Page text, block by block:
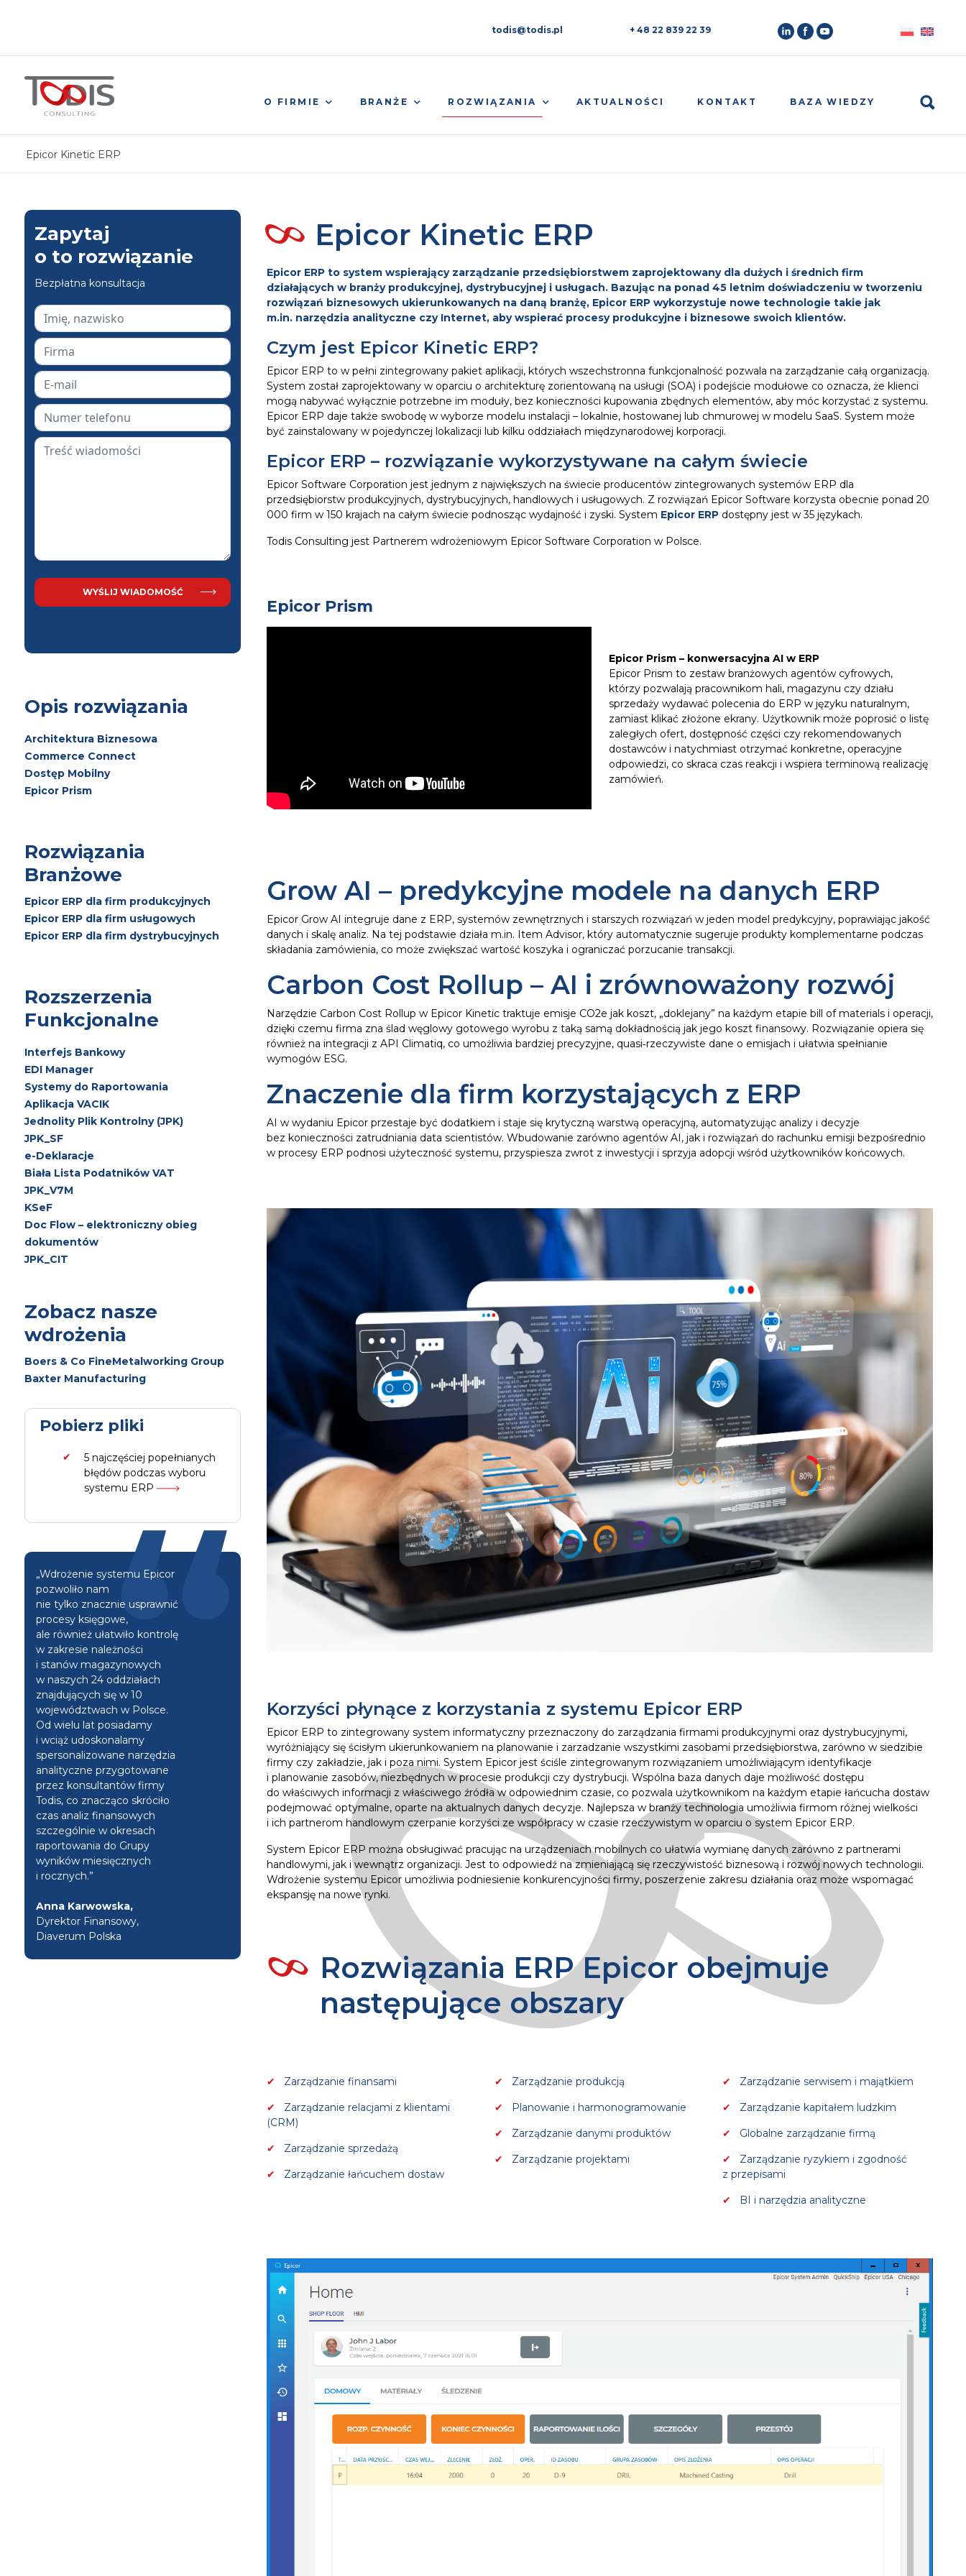
todis@todis.pl + 48 22 839 22 39
O FIRMIE BRANŻE ROZWIĄZANIA AKTUALNOŚCI KONTAKT BAZA WIEDZY Search
Epicor Kinetic ERP
Zapytaj
o to rozwiązanie
Bezpłatna konsultacja
Opis rozwiązania
Architektura Biznesowa
Commerce Connect
Dostęp Mobilny
Epicor Prism
Rozwiązania
Branżowe
Epicor ERP dla firm produkcyjnych
Epicor ERP dla firm usługowych
Epicor ERP dla firm dystrybucyjnych
Rozszerzenia
Funkcjonalne
Interfejs Bankowy
EDI Manager
Systemy do Raportowania
Aplikacja VACIK
Jednolity Plik Kontrolny (JPK)
JPK_SF
e-Deklaracje
Biała Lista Podatników VAT
JPK_V7M
KSeF
Doc Flow – elektroniczny obieg
dokumentów
JPK_CIT
Zobacz nasze
wdrożenia
Boers & Co FineMetalworking Group
Baxter Manufacturing
Pobierz pliki
5 najczęściej popełnianych
błędów podczas wyboru
systemu ERP
„Wdrożenie systemu Epicor
pozwoliło nam
nie tylko znacznie usprawnić
procesy księgowe,
ale również ułatwiło kontrolę
w zakresie należności
i stanów magazynowych
w naszych 24 oddziałach
znajdujących się w 10
województwach w Polsce.
Od wielu lat posiadamy
i wciąż udoskonalamy
spersonalizowane narzędzia
analityczne przygotowane
przez konsultantów firmy
Todis, co znacząco skróciło
czas analiz finansowych
szczególnie w okresach
raportowania do Grupy
wyników miesięcznych
i rocznych.”
Anna Karwowska,
Dyrektor Finansowy,
Diaverum Polska
Epicor Kinetic ERP
Epicor ERP to system wspierający zarządzanie przedsiębiorstwem zaprojektowany dla dużych i średnich firm
działających w branży produkcyjnej, dystrybucyjnej i usługach. Bazując na ponad 45 letnim doświadczeniu w tworzeniu
rozwiązań biznesowych ukierunkowanych na daną branżę, Epicor ERP wykorzystuje nowe technologie takie jak
m.in. narzędzia analityczne czy Internet, aby wspierać procesy produkcyjne i biznesowe swoich klientów.
Czym jest Epicor Kinetic ERP?
Epicor ERP to w pełni zintegrowany pakiet aplikacji, których wszechstronna funkcjonalność pozwala na zarządzanie całą organizacją.
System został zaprojektowany w oparciu o architekturę zorientowaną na usługi (SOA) i podejście modułowe co oznacza, że klienci
mogą nabywać wyłącznie potrzebne im moduły, bez konieczności kupowania zbędnych elementów, aby móc korzystać z systemu.
Epicor ERP daje także swobodę w wyborze modelu instalacji – lokalnie, hostowanej lub chmurowej w modelu SaaS. System może
być zainstalowany w pojedynczej lokalizacji lub kilku oddziałach międzynarodowej korporacji.
Epicor ERP – rozwiązanie wykorzystywane na całym świecie
Epicor Software Corporation jest jednym z największych na świecie producentów zintegrowanych systemów ERP dla
przedsiębiorstw produkcyjnych, dystrybucyjnych, handlowych i usługowych. Z rozwiązań Epicor Software korzysta obecnie ponad 20
000 firm w 150 krajach na całym świecie podnosząc wydajność i zyski. System Epicor ERP dostępny jest w 35 językach.
Todis Consulting jest Partnerem wdrożeniowym Epicor Software Corporation w Polsce.
Epicor Prism
Epicor Prism – konwersacyjna AI w ERP
Epicor Prism to zestaw branżowych agentów cyfrowych,
którzy pozwalają pracownikom hali, magazynu czy działu
sprzedaży wydawać polecenia do ERP w języku naturalnym,
zamiast klikać złożone ekrany. Użytkownik może poprosić o listę
zaległych ofert, dostępność części czy rekomendowanych
dostawców i natychmiast otrzymać konkretne, operacyjne
odpowiedzi, co skraca czas reakcji i wspiera terminową realizację
zamówień.
Grow AI – predykcyjne modele na danych ERP
Epicor Grow AI integruje dane z ERP, systemów zewnętrznych i starszych rozwiązań w jeden model predykcyjny, poprawiając jakość
danych i skalę analiz. Na tej podstawie działa m.in. Item Advisor, który automatycznie sugeruje produkty komplementarne podczas
składania zamówienia, co może zwiększać wartość koszyka i ograniczać porzucanie transakcji.​
Carbon Cost Rollup – AI i zrównoważony rozwój
Narzędzie Carbon Cost Rollup w Epicor Kinetic traktuje emisje CO2e jak koszt, „doklejany” na każdym etapie bill of materials i operacji,
dzięki czemu firma zna ślad węglowy gotowego wyrobu z taką samą dokładnością jak jego koszt finansowy. Rozwiązanie opiera się
również na integracji z API Climatiq, co umożliwia bardziej precyzyjne, quasi‑rzeczywiste dane o emisjach i ułatwia spełnianie
wymogów ESG.​
Znaczenie dla firm korzystających z ERP
AI w wydaniu Epicor przestaje być dodatkiem i staje się krytyczną warstwą operacyjną, automatyzując analizy i decyzje
bez konieczności zatrudniania data scientistów. Wbudowanie zarówno agentów AI, jak i rozwiązań do rachunku emisji bezpośrednio
w procesy ERP podnosi użyteczność systemu, przyspiesza zwrot z inwestycji i sprzyja adopcji wśród użytkowników końcowych.
Korzyści płynące z korzystania z systemu Epicor ERP
Epicor ERP to zintegrowany system informatyczny przeznaczony do zarządzania firmami produkcyjnymi oraz dystrybucyjnymi,
wyróżniający się ścisłym ukierunkowaniem na planowanie i zarzadzanie wszystkimi zasobami przedsiębiorstwa, zarówno w siedzibie
firmy czy zakładzie, jak i poza nimi. System Epicor jest ściśle zintegrowanym rozwiązaniem umożliwiającym identyfikacje
i planowanie zasobów, niezbędnych w procesie produkcji czy dystrybucji. Wspólna baza danych daje możliwość dostępu
do właściwych informacji z właściwego źródła w odpowiednim czasie, co pozwala użytkownikom na każdym etapie łańcucha dostaw
podejmować optymalne, oparte na aktualnych danych decyzje. Najlepsza w branży technologia umożliwia firmom różnej wielkości
i ich partnerom handlowym czerpanie korzyści ze współpracy w czasie rzeczywistym w oparciu o system Epicor ERP.
System Epicor ERP można obsługiwać pracując na urządzeniach mobilnych co ułatwia wymianę danych zarówno z partnerami
handlowymi, jak i wewnątrz organizacji. Jest to odpowiedź na zmieniającą się rzeczywistość biznesową i rozwój nowych technologii.
Wdrożenie systemu Epicor umożliwia podniesienie konkurencyjności firmy, poszerzenie zakresu działania oraz może wspomagać
ekspansję na nowe rynki.
Rozwiązania ERP Epicor obejmuje
następujące obszary
Zarządzanie finansami
Zarządzanie relacjami z klientami
(CRM)
Zarządzanie sprzedażą
Zarządzanie łańcuchem dostaw
Zarządzanie produkcją
Planowanie i harmonogramowanie
Zarządzanie danymi produktów
Zarządzanie projektami
Zarządzanie serwisem i majątkiem
Zarządzanie kapitałem ludzkim
Globalne zarządzanie firmą
Zarządzanie ryzykiem i zgodność
z przepisami
BI i narzędzia analityczne